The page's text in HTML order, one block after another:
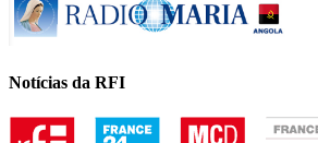
Notícias da RFI